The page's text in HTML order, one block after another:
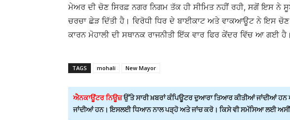
ਮੇਅਰ ਦੀ ਚੋਣ ਸਿਰਫ਼ ਨਗਰ ਨਿਗਮ ਤੱਕ ਹੀ ਸੀਮਿਤ ਨਹੀਂ ਰਹੀ, ਸਗੋਂ ਇਸ ਨੇ
ਚਰਚਾ ਛੇੜ ਦਿੱਤੀ ਹੈ। ਵਿਰੋਧੀ ਧਿਰ ਦੇ ਬਾਈਕਾਟ ਅਤੇ ਵਾਕਆਊਟ ਨੇ ਇਸ ਚੋਣ
ਕਾਰਨ ਮੋਹਾਲੀ ਦੀ ਸਥਾਨਕ ਰਾਜਨੀਤੀ ਇੱਕ ਵਾਰ ਫਿਰ ਕੇਂਦਰ ਵਿੱਚ ਆ ਗਈ ਹੈ।
TAGS mohali New Mayor
ਐਨਕਾਊਂਟਰ ਨਿਊਜ਼ਉੱਤੇ ਸਾਰੀ ਖ਼ਬਰਾਂ ਕੰਪਿਊਟਰ ਦੁਆਰਾ ਤਿਆਰ ਕੀਤੀਆਂ ਜਾਂਦੀਆਂ ਹਨ
ਜਾਂਦੀਆਂ ਹਨ। ਇਸਲਈ ਧਿਆਨ ਨਾਲ ਪੜ੍ਹੋ ਅਤੇ ਜਾਂਚ ਕਰੋ। ਕਿਸੇ ਵੀ ਸਮੱਸਿਆ ਲਈ ਅਸੀਂ